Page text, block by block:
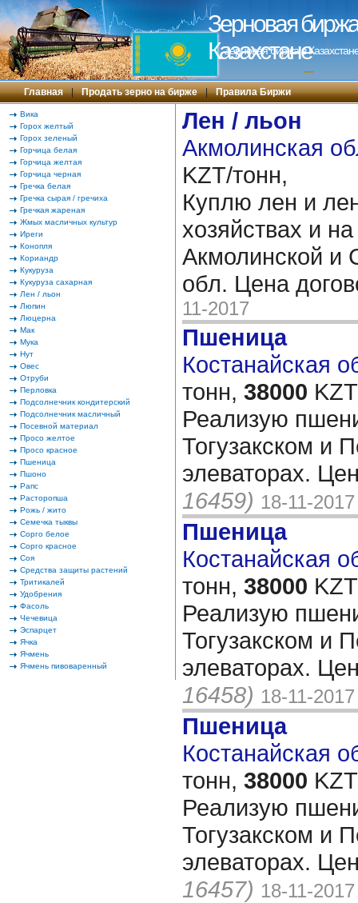
Зерновая
Казахстане
Зерновая биржа в
---
Главная | Продать зерно на бирже | Правила Биржи
Вика
Горох желтый
Горох зеленый
Горчица белая
Горчица желтая
Горчица черная
Гречка белая
Гречка сырая / гречиха
Гречкая жареная
Жмых масличных культур
Иреги
Конопля
Кориандр
Кукуруза
Кукуруза сахарная
Лен / льон
Люпин
Люцерна
Мак
Мука
Нут
Овес
Отруби
Перловка
Подсолнечник кондитерский
Подсолнечник масличный
Посевной материал
Просо желтое
Просо красное
Пшеница
Пшоно
Рапс
Расторопша
Рожь / жито
Семечка тыквы
Сорго белое
Сорго красное
Соя
Средства защиты растений
Тритикалей
Удобрения
Фасоль
Чечевица
Эспарцет
Ячка
Ячмень
Ячмень пивоваренный
Лен / льон
Акмолинская
KZT/тонн,
Куплю лен и
хозяйствах и
Акмолинской и
обл. Цена
11-2017
Пшеница
Костанайская
тонн, 38000
Реализую
Тогузакском и
элеваторах.
16459) 18-11-2017
Пшеница
Костанайская
тонн, 38000
Реализую
Тогузакском и
элеваторах.
16458) 18-11-2017
Пшеница
Костанайская
тонн, 38000
Реализую
Тогузакском и
элеваторах.
16457) 18-11-2017